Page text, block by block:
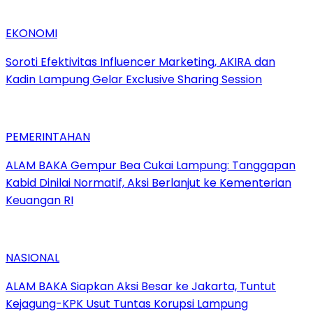
EKONOMI
Soroti Efektivitas Influencer Marketing, AKIRA dan
Kadin Lampung Gelar Exclusive Sharing Session
PEMERINTAHAN
ALAM BAKA Gempur Bea Cukai Lampung: Tanggapan
Kabid Dinilai Normatif, Aksi Berlanjut ke Kementerian
Keuangan RI
NASIONAL
ALAM BAKA Siapkan Aksi Besar ke Jakarta, Tuntut
Kejagung-KPK Usut Tuntas Korupsi Lampung